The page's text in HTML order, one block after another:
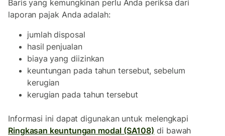
Baris yang kemungkinan perlu Anda periksa dari
laporan pajak Anda adalah:
jumlah disposal
hasil penjualan
biaya yang diizinkan
keuntungan pada tahun tersebut, sebelum
kerugian
kerugian pada tahun tersebut
Informasi ini dapat digunakan untuk melengkapi
Ringkasan keuntungan modal (SA108) di bawah